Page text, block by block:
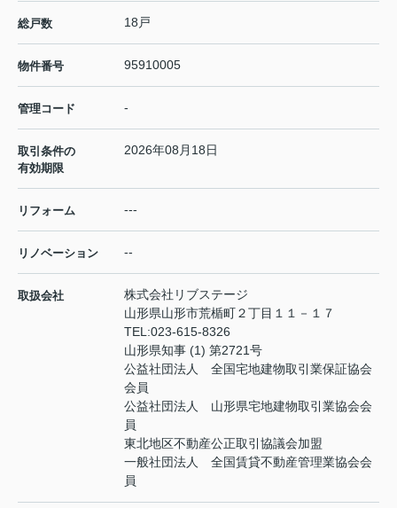
総戸数 18戸
物件番号 95910005
管理コード -
取引条件の
有効期限
2026年08月18日
リフォーム ---
リノベーション --
取扱会社
株式会社リブステージ
山形県山形市荒楯町２丁目１１－１７
TEL:023-615-8326
山形県知事 (1) 第2721号
公益社団法人 全国宅地建物取引業保証協会
会員
公益社団法人 山形県宅地建物取引業協会会
員
東北地区不動産公正取引協議会加盟
一般社団法人 全国賃貸不動産管理業協会会
員